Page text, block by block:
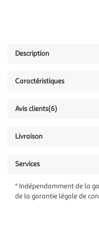
Description
Caractéristiques
Avis clients(6)
Livraison
Services
* Indépendamment de la
de la garantie légale de